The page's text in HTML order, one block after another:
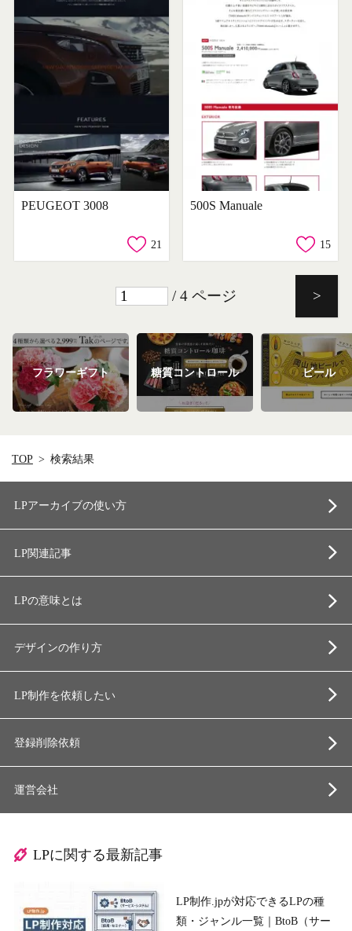
PEUGEOT 3008
21
500S Manuale
15
/ 4 ページ >
フラワーギフト 糖質コントロール ビール
TOP 検索結果
LPアーカイブの使い方
LP関連記事
LPの意味とは
デザインの作り方
LP制作を依頼したい
登録削除依頼
運営会社
LPに関する最新記事
LP制作.jpが対応できるLPの種
類・ジャンル一覧｜BtoB（サー